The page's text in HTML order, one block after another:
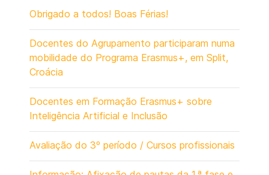
Obrigado a todos! Boas Férias!
Docentes do Agrupamento participaram numa
mobilidade do Programa Erasmus+, em Split,
Croácia
Docentes em Formação Erasmus+ sobre
Inteligência Artificial e Inclusão
Avaliação do 3º período / Cursos profissionais